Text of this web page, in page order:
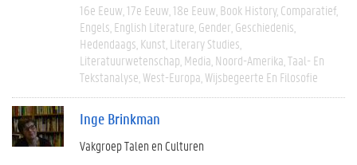
16e Eeuw 17e Eeuw 18e Eeuw Book History Comparatief
Engels English Literature Gender Geschiedenis
Hedendaags Kunst Literary Studies
Literatuurwetenschap Media Noord-Amerika Taal- En
Tekstanalyse West-Europa Wijsbegeerte En Filosofie
Inge Brinkman
Vakgroep Talen en Culturen